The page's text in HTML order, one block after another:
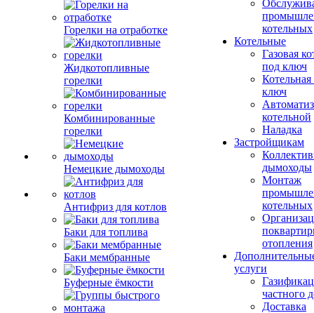
Горелки на отработке
Жидкотопливные
горелки
Комбинированные
горелки
Немецкие дымоходы
Антифриз для котлов
Баки для топлива
Баки мембранные
Буферные ёмкости
котельных
Котельные
Газовая
под ключ
ключ
котельной
Наладка
Застройщикам
дымоходы
Монтаж
котельных
отопления
услуги
частного
Доставка